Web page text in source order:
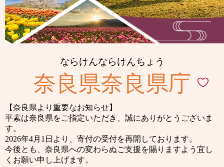
ならけんならけんちょう
奈良県奈良県庁
【奈良県より重要なお知らせ】
平素は奈良県をご指定いただき、誠にありがとうございま
す。
2026年4月1日より、寄付の受付を再開しております。
今後とも、奈良県への変わらぬご支援を賜りますよう宜し
くお願い申し上げます。